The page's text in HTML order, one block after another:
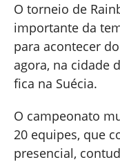
O torneio de
importante da
para acontecer
agora, na cidade
fica na Suécia.
O campeonato
20 equipes, que
presencial,